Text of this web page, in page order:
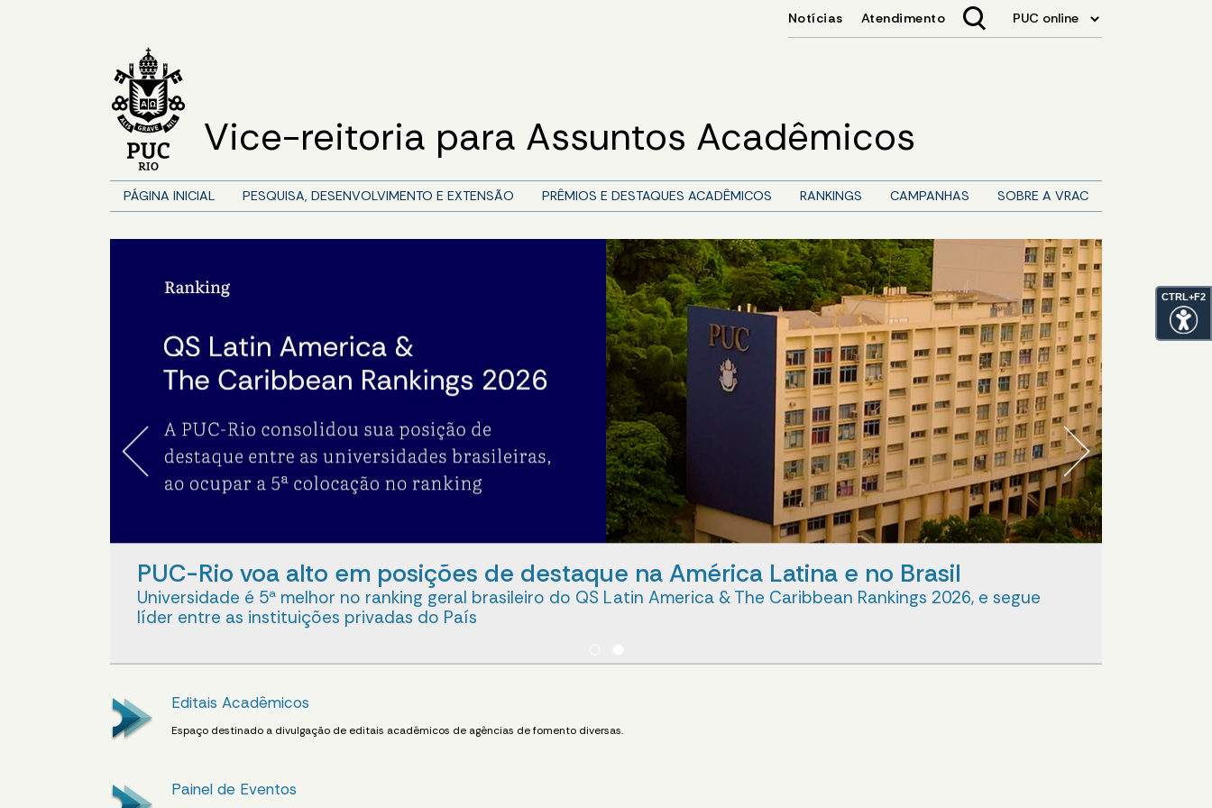
CTRL+F2
Vice-reitoria para Assuntos Acadêmicos
PÁGINA INICIAL PESQUISA, DESENVOLVIMENTO E EXTENSÃO PRÊMIOS E DESTAQUES ACADÊMICOS RANKINGS CAMPANHAS SOBRE A VRAC
PUC-Rio voa alto em posições de destaque na América Latina e no Brasil
Universidade é 5ª melhor no ranking geral brasileiro do QS Latin America & The Caribbean Rankings 2026, e segue
líder entre as instituições privadas do País
Editais Acadêmicos
Espaço destinado a divulgação de editais acadêmicos de agências de fomento diversas.
Painel de Eventos